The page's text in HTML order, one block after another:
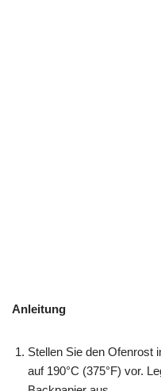
Anleitung
Stellen Sie den Ofenrost
auf 190°C (375°F) vor.